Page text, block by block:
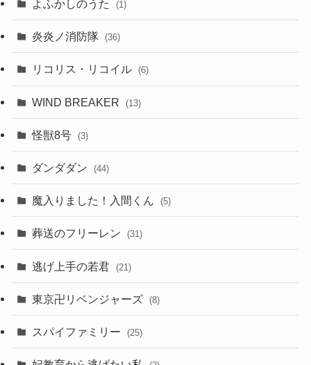
よふかしのうた (1)
炎炎ノ消防隊 (36)
リコリス・リコイル (6)
WIND BREAKER (13)
怪獣8号 (3)
ダンダダン (44)
魔入りました！入間くん (5)
葬送のフリーレン (31)
逃げ上手の若君 (21)
東京卍リベンジャーズ (8)
スパイファミリー (25)